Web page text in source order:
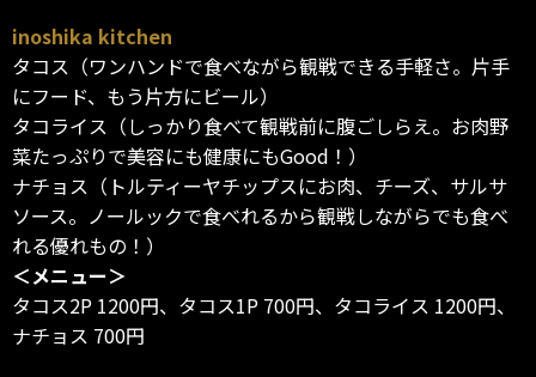
inoshika kitchen
タコス（ワンハンドで食べながら観戦できる手軽さ。片手
にフード、もう片方にビール）
タコライス（しっかり食べて観戦前に腹ごしらえ。お肉野
菜たっぷりで美容にも健康にもGood！）
ナチョス（トルティーヤチップスにお肉、チーズ、サルサ
ソース。ノールックで食べれるから観戦しながらでも食べ
れる優れもの！）
＜メニュー＞
タコス2P 1200円、タコス1P 700円、タコライス 1200円、
ナチョス 700円